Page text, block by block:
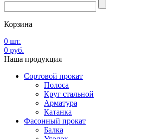
Корзина
0 шт.
0 руб.
Наша продукция
Сортовой прокат
Полоса
Круг стальной
Арматура
Катанка
Фасонный прокат
Балка